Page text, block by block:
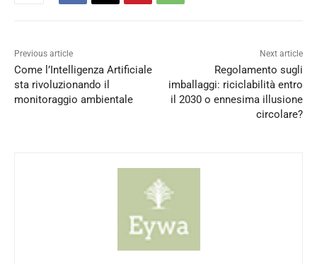
Previous article
Come l’Intelligenza Artificiale
sta rivoluzionando il
monitoraggio ambientale
Next article
Regolamento sugli
imballaggi: riciclabilità entro
il 2030 o ennesima illusione
circolare?